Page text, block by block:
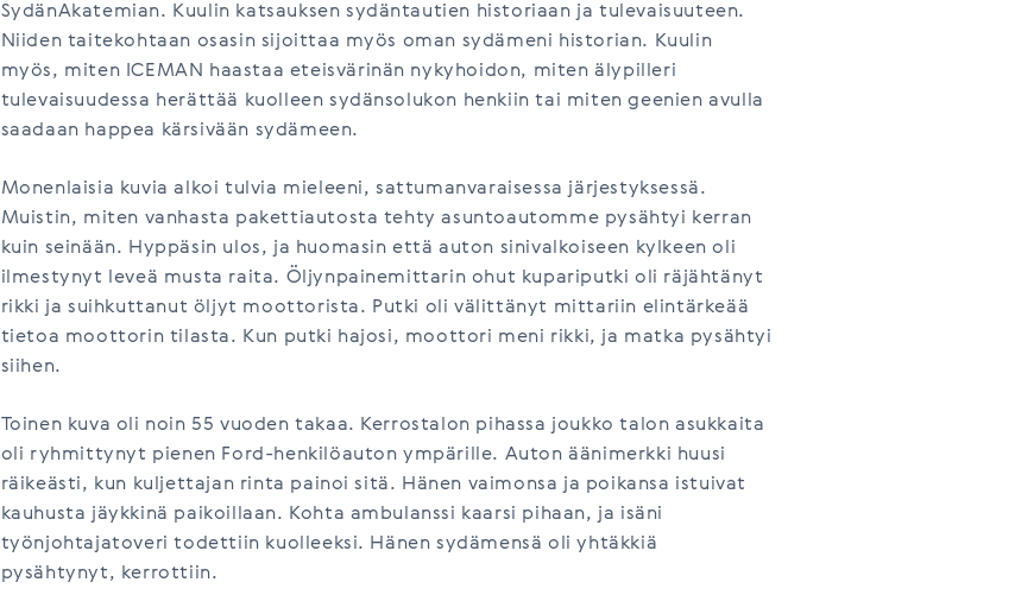
SydänAkatemian. Kuulin katsauksen sydäntautien historiaan ja tulevaisuuteen.
Niiden taitekohtaan osasin sijoittaa myös oman sydämeni historian. Kuulin
myös, miten ICEMAN haastaa eteisvärinän nykyhoidon, miten älypilleri
tulevaisuudessa herättää kuolleen sydänsolukon henkiin tai miten geenien avulla
saadaan happea kärsivään sydämeen.
Monenlaisia kuvia alkoi tulvia mieleeni, sattumanvaraisessa järjestyksessä.
Muistin, miten vanhasta pakettiautosta tehty asuntoautomme pysähtyi kerran
kuin seinään. Hyppäsin ulos, ja huomasin että auton sinivalkoiseen kylkeen oli
ilmestynyt leveä musta raita. Öljynpainemittarin ohut kupariputki oli räjähtänyt
rikki ja suihkuttanut öljyt moottorista. Putki oli välittänyt mittariin elintärkeää
tietoa moottorin tilasta. Kun putki hajosi, moottori meni rikki, ja matka pysähtyi
siihen.
Toinen kuva oli noin 55 vuoden takaa. Kerrostalon pihassa joukko talon asukkaita
oli ryhmittynyt pienen Ford-henkilöauton ympärille. Auton äänimerkki huusi
räikeästi, kun kuljettajan rinta painoi sitä. Hänen vaimonsa ja poikansa istuivat
kauhusta jäykkinä paikoillaan. Kohta ambulanssi kaarsi pihaan, ja isäni
työnjohtajatoveri todettiin kuolleeksi. Hänen sydämensä oli yhtäkkiä
pysähtynyt, kerrottiin.